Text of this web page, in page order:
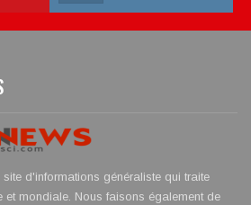
d'informations généraliste qui traite
et mondiale. Nous faisons également de